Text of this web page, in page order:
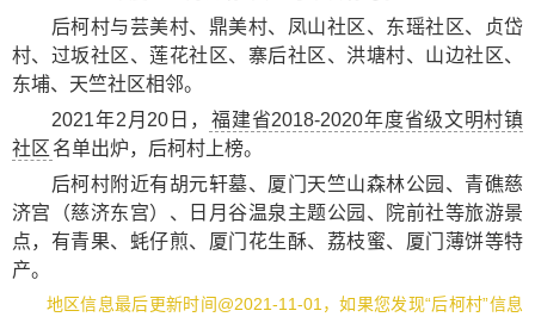
后柯村与芸美村、鼎美村、凤山社区、东瑶社区、贞岱
村、过坂社区、莲花社区、寨后社区、洪塘村、山边社区、
东埔、天竺社区相邻。
2021年2月20日，
福建省2018-2020年度省级文明村镇
社区 名单出炉，后柯村上榜。
后柯村附近有胡元轩墓、 厦门天竺山森林公园 、 青礁慈
济宫（慈济东宫） 、 日月谷温泉主题公园 、 院前社等旅游景
点，有青果、 蚝仔煎、 厦门花生酥、 荔枝蜜、 厦门薄饼等特
产。
地区信息最后更新时间@2021-11-01，如果您发现“后柯村”信息